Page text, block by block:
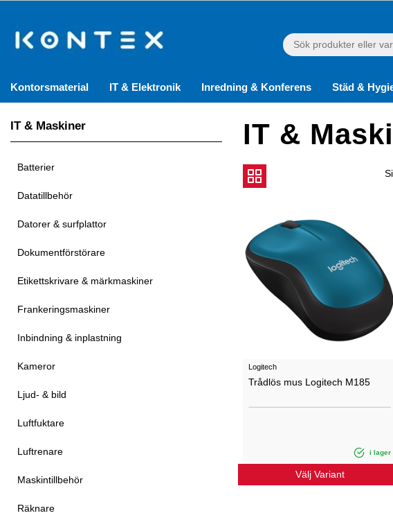
Kontorsmaterial IT & Elektronik Inredning & Konferens Städ &
IT & Maskiner
Batterier
Datatillbehör
Datorer & surfplattor
Dokumentförstörare
Etikettskrivare & märkmaskiner
Frankeringsmaskiner
Inbindning & inplastning
Kameror
Ljud- & bild
Luftfuktare
Luftrenare
Maskintillbehör
Räknare
IT &
Logitech
Trådlös mus Logitech M185
i lager
Välj Variant